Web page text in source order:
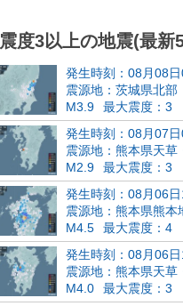
震度3以上の地震(最新
発生時刻：08月08
震源地：茨城県北部
M3.9
最大震度：3
発生時刻：08月07
震源地：熊本県天草
M2.9
最大震度：3
発生時刻：08月06
震源地：熊本県熊本
M4.5
最大震度：4
発生時刻：08月06
震源地：熊本県天草
M4.0
最大震度：3